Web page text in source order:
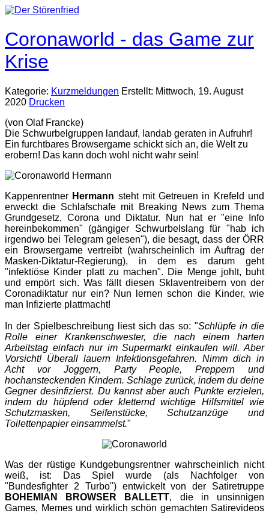
Coronaworld - das Game zur
Krise
Kategorie: Kurzmeldungen Erstellt: Mittwoch, 19. August
2020 Drucken
(von Olaf Francke)
Die Schwurbelgruppen landauf, landab geraten in Aufruhr!
Ein furchtbares Browsergame schickt sich an, die Welt zu
erobern! Das kann doch wohl nicht wahr sein!
Kappenrentner Hermann steht mit Getreuen in Krefeld und
erweckt die Schlafschafe mit Breaking News zum Thema
Grundgesetz, Corona und Diktatur. Nun hat er "eine Info
hereinbekommen" (gängiger Schwurbelslang für "hab ich
irgendwo bei Telegram gelesen"), die besagt, dass der ÖRR
ein Browsergame vertreibt (wahrscheinlich im Auftrag der
Masken-Diktatur-Regierung), in dem es darum geht
"infektiöse Kinder platt zu machen". Die Menge johlt, buht
und empört sich. Was fällt diesen Sklaventreibern von der
Coronadiktatur nur ein? Nun lernen schon die Kinder, wie
man Infizierte plattmacht!
In der Spielbeschreibung liest sich das so: "Schlüpfe in die
Rolle einer Krankenschwester, die nach einem harten
Arbeitstag einfach nur im Supermarkt einkaufen will. Aber
Vorsicht! Überall lauern Infektionsgefahren. Nimm dich in
Acht vor Joggern, Party People, Preppern und
hochansteckenden Kindern. Schlage zurück, indem du deine
Gegner desinfizierst. Du kannst aber auch Punkte erzielen,
indem du hüpfend oder kletternd wichtige Hilfsmittel wie
Schutzmasken, Seifenstücke, Schutzanzüge und
Toilettenpapier einsammelst."
Was der rüstige Kundgebungsrentner wahrscheinlich nicht
weiß, ist: Das Spiel wurde (als Nachfolger von
"Bundesfighter 2 Turbo") entwickelt von der Satiretruppe
BOHEMIAN BROWSER BALLETT, die in unsinnigen
Games, Memes und wirklich schön gemachten Satirevideos